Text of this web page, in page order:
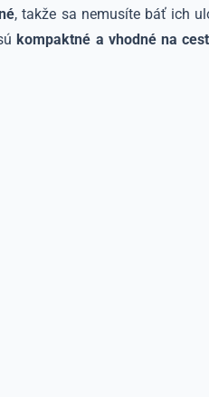
, takže sa nemusíte báť ich
kompaktné a vhodné na